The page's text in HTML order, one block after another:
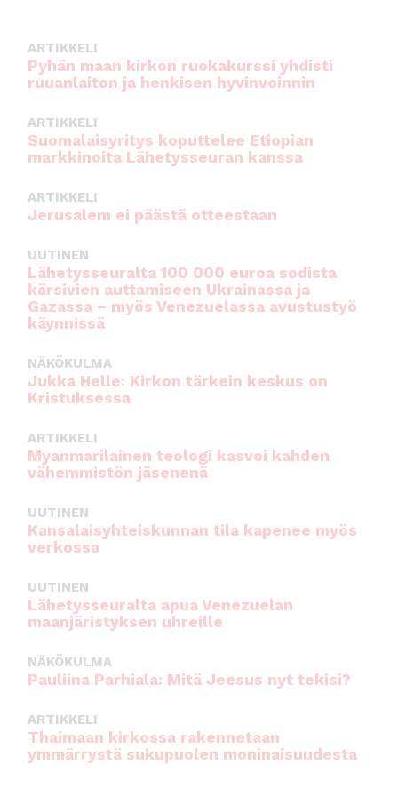
o
o
k
p
ARTIKKELI
Pyhän maan kirkon ruokakurssi yhdisti
ruuanlaiton ja henkisen hyvinvoinnin
ARTIKKELI
Suomalaisyritys koputtelee Etiopian
markkinoita Lähetysseuran kanssa
ARTIKKELI
Jerusalem ei päästä otteestaan
UUTINEN
Lähetysseuralta 100 000 euroa sodista
kärsivien auttamiseen Ukrainassa ja
Gazassa – myös Venezuelassa avustustyö
käynnissä
NÄKÖKULMA
Jukka Helle: Kirkon tärkein keskus on
Kristuksessa
ARTIKKELI
Myanmarilainen teologi kasvoi kahden
vähemmistön jäsenenä
UUTINEN
Kansalaisyhteiskunnan tila kapenee myös
verkossa
UUTINEN
Lähetysseuralta apua Venezuelan
maanjäristyksen uhreille
NÄKÖKULMA
Pauliina Parhiala: Mitä Jeesus nyt tekisi?
ARTIKKELI
Thaimaan kirkossa rakennetaan
ymmärrystä sukupuolen moninaisuudesta